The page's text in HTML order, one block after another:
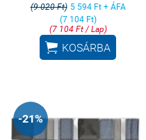
(9 020 Ft) 5 594 Ft + ÁFA
(7 104 Ft)
(7 104 Ft / Lap)
 KOSÁRBA
-21%